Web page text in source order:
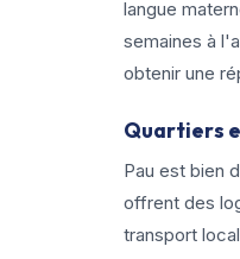
langue
semaines à
obtenir une
Quartiers
Pau est bien
offrent des
transport